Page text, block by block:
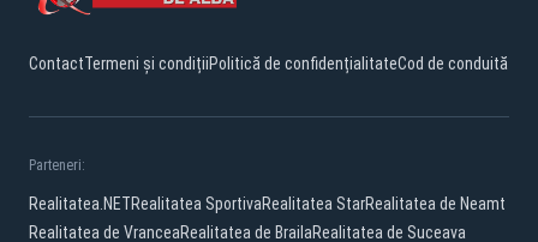
ContactTermeni și condițiiPolitică de confidențialitateCod de conduită
Parteneri:
Realitatea.NETRealitatea SportivaRealitatea StarRealitatea de Neamt
Realitatea de VranceaRealitatea de BrailaRealitatea de Suceava